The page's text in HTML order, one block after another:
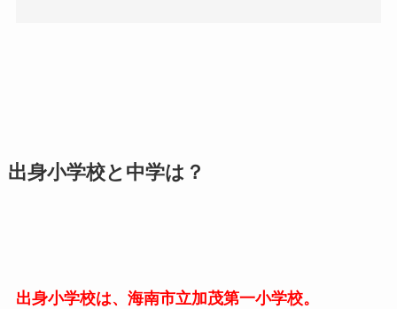
出身小学校と中学は？
出身小学校は、海南市立加茂第一小学校。